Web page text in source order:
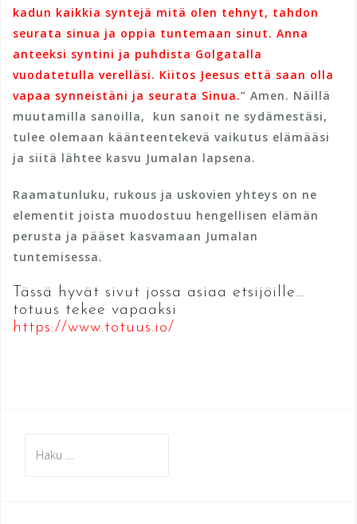
kadun kaikkia syntejä mitä olen tehnyt, tahdon
seurata sinua ja oppia tuntemaan sinut. Anna
anteeksi syntini ja puhdista Golgatalla
vuodatetulla verelläsi. Kiitos Jeesus että saan olla
vapaa synneistäni ja seurata Sinua.” Amen. Näillä
muutamilla sanoilla, kun sanoit ne sydämestäsi,
tulee olemaan käänteentekevä vaikutus elämääsi
ja siitä lähtee kasvu Jumalan lapsena.
Raamatunluku, rukous ja uskovien yhteys on ne
elementit joista muodostuu hengellisen elämän
perusta ja pääset kasvamaan Jumalan
tuntemisessa.
Tässä hyvät sivut jossa asiaa etsijöille…
totuus tekee vapaaksi
https://www.totuus.io/